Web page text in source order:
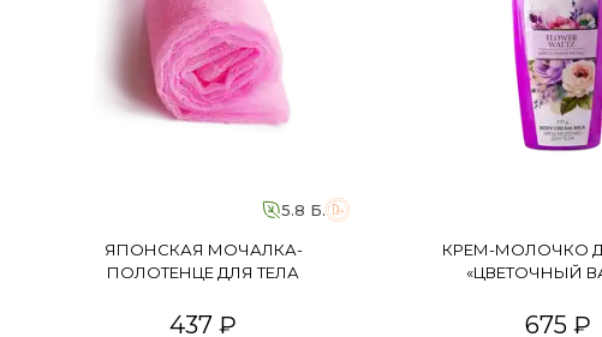
5.8 Б.
ЯПОНСКАЯ МОЧАЛКА-
ПОЛОТЕНЦЕ ДЛЯ ТЕЛА
437 ₽
КРЕМ-МОЛОЧКО
«ЦВЕТОЧНЫЙ
675 ₽